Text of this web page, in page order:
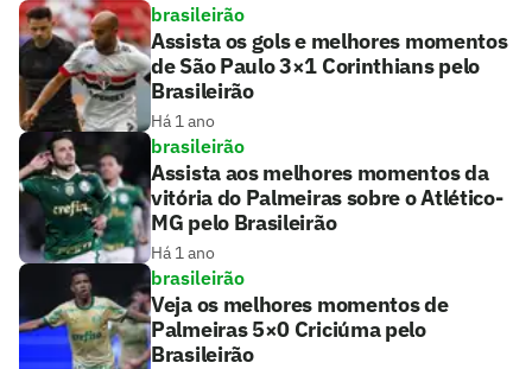
brasileirão
Assista os gols e melhores momentos
de São Paulo 3×1 Corinthians pelo
Brasileirão
Há 1 ano
brasileirão
Assista aos melhores momentos da
vitória do Palmeiras sobre o Atlético-
MG pelo Brasileirão
Há 1 ano
brasileirão
Veja os melhores momentos de
Palmeiras 5×0 Criciúma pelo
Brasileirão